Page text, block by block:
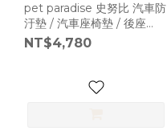
pet paradise 史努比 汽車防
汙墊 / 汽車座椅墊 / 後座
[L1371]
NT$4,780